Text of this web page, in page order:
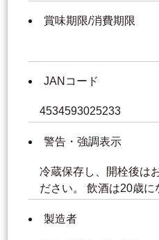
賞味期限/消費期限
JANコード
4534593025233
警告・強調表示
冷蔵保存し、開栓後は
ださい。 飲酒は20歳に
製造者